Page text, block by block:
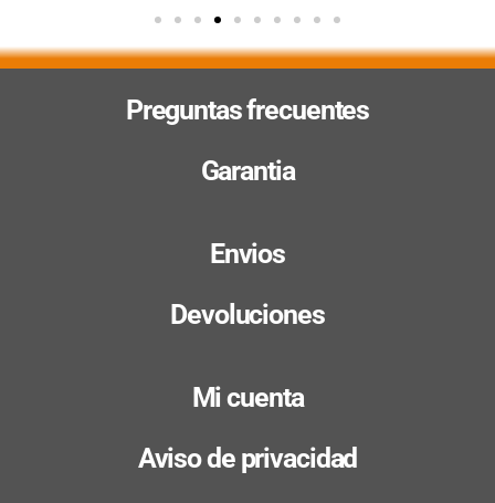
Preguntas frecuentes
Garantia
Envios
Devoluciones
Mi cuenta
Aviso de privacidad